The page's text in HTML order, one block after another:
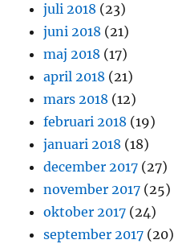
juli 2018 (23)
juni 2018 (21)
maj 2018 (17)
april 2018 (21)
mars 2018 (12)
februari 2018 (19)
januari 2018 (18)
december 2017 (27)
november 2017 (25)
oktober 2017 (24)
september 2017 (20)